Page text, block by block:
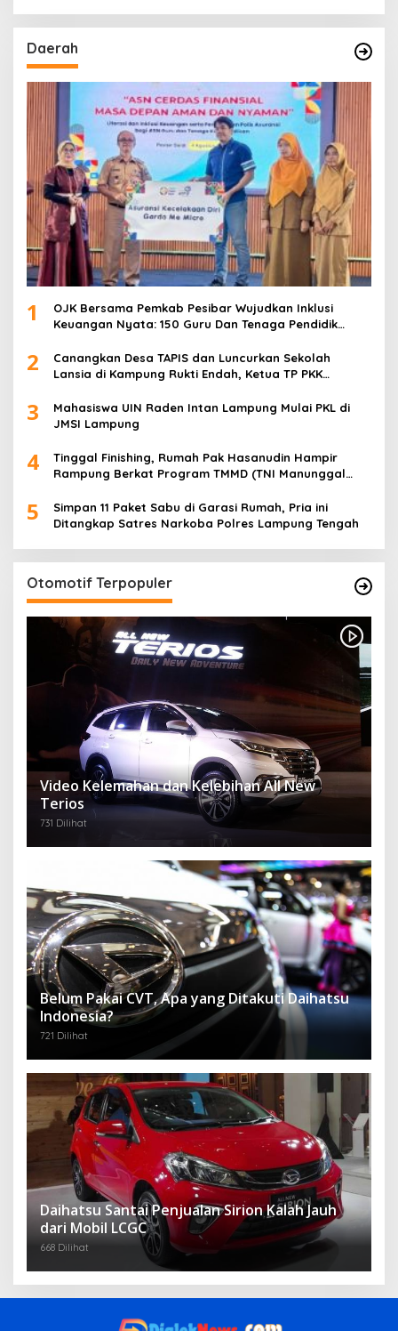
Daerah
1
OJK Bersama Pemkab Pesibar Wujudkan Inklusi
Keuangan Nyata: 150 Guru Dan Tenaga Pendidik
2
Canangkan Desa TAPIS dan Luncurkan Sekolah
Lansia di Kampung Rukti Endah, Ketua TP PKK
Desa
3
Mahasiswa UIN Raden Intan Lampung Mulai PKL di
JMSI Lampung
4
Tinggal Finishing, Rumah Pak Hasanudin Hampir
Rampung Berkat Program TMMD (TNI Manunggal
5
Simpan 11 Paket Sabu di Garasi Rumah, Pria ini
Ditangkap Satres Narkoba Polres Lampung Tengah
Otomotif Terpopuler
Video Kelemahan dan Kelebihan All New
Terios
731 Dilihat
Belum Pakai CVT, Apa yang Ditakuti Daihatsu
Indonesia?
721 Dilihat
Daihatsu Santai Penjualan Sirion Kalah Jauh
dari Mobil LCGC
668 Dilihat